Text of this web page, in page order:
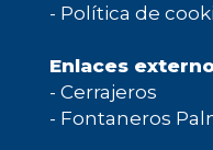
- Política de
Enlaces
- Cerrajeros
- Fontaneros